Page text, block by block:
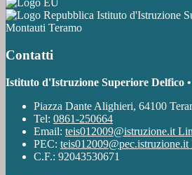
Istituto d'Istruzione
Montauti Teramo
Contatti
Istituto d'Istruzione Superiore Delfico
Piazza Dante Alighieri, 64100
Tel: 0861-250664
Email: teis012009@istruzione.it
PEC: teis012009@pec.istruzione.it
C.F.: 92043530671